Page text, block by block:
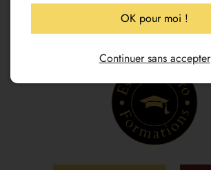
OK pour moi !
Continuer sans accepter